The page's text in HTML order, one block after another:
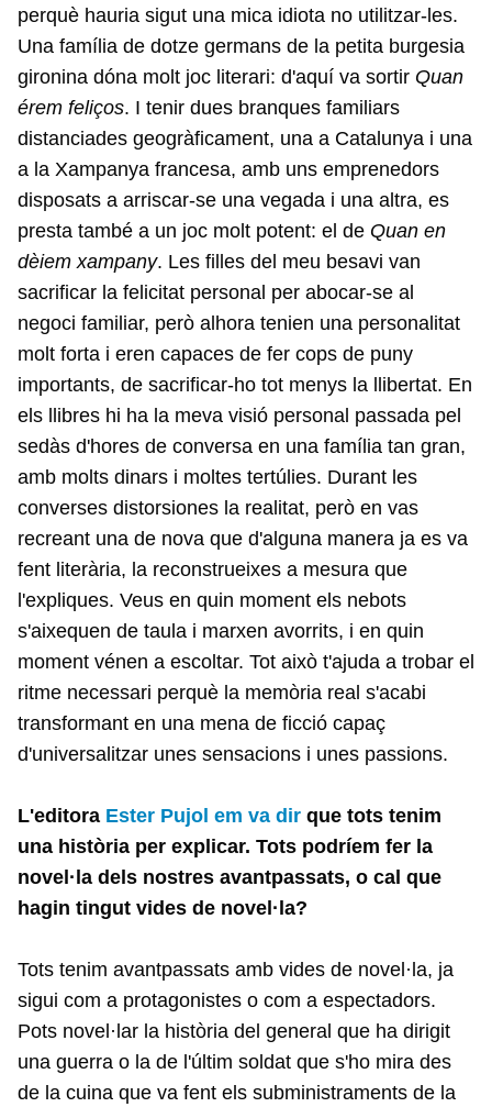
perquè hauria sigut una mica idiota no utilitzar-les.
Una família de dotze germans de la petita burgesia
gironina dóna molt joc literari: d'aquí va sortir Quan
érem feliços. I tenir dues branques familiars
distanciades geogràficament, una a Catalunya i una
a la Xampanya francesa, amb uns emprenedors
disposats a arriscar-se una vegada i una altra, es
presta també a un joc molt potent: el de Quan en
dèiem xampany. Les filles del meu besavi van
sacrificar la felicitat personal per abocar-se al
negoci familiar, però alhora tenien una personalitat
molt forta i eren capaces de fer cops de puny
importants, de sacrificar-ho tot menys la llibertat. En
els llibres hi ha la meva visió personal passada pel
sedàs d'hores de conversa en una família tan gran,
amb molts dinars i moltes tertúlies. Durant les
converses distorsiones la realitat, però en vas
recreant una de nova que d'alguna manera ja es va
fent literària, la reconstrueixes a mesura que
l'expliques. Veus en quin moment els nebots
s'aixequen de taula i marxen avorrits, i en quin
moment vénen a escoltar. Tot això t'ajuda a trobar el
ritme necessari perquè la memòria real s'acabi
transformant en una mena de ficció capaç
d'universalitzar unes sensacions i unes passions.
L'editora Ester Pujol em va dir que tots tenim
una història per explicar. Tots podríem fer la
novel·la dels nostres avantpassats, o cal que
hagin tingut vides de novel·la?
Tots tenim avantpassats amb vides de novel·la, ja
sigui com a protagonistes o com a espectadors.
Pots novel·lar la història del general que ha dirigit
una guerra o la de l'últim soldat que s'ho mira des
de la cuina que va fent els subministraments de la